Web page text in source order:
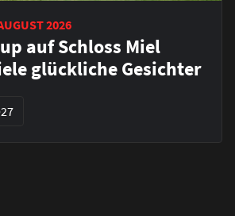
2026
auf Schloss Miel
glückliche Gesichter